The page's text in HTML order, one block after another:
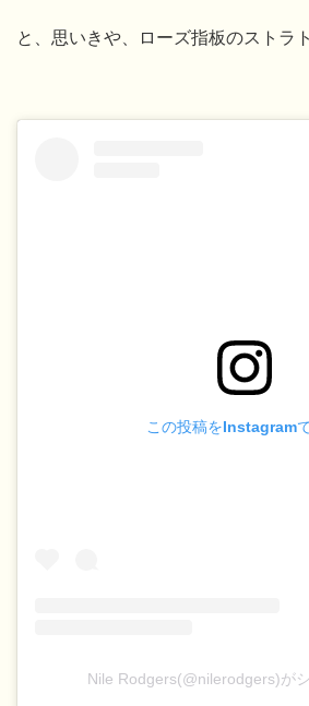
と、思いきや、ローズ指板のストラト
この投稿をInstagram
Nile Rodgers(@nilerodgers)が